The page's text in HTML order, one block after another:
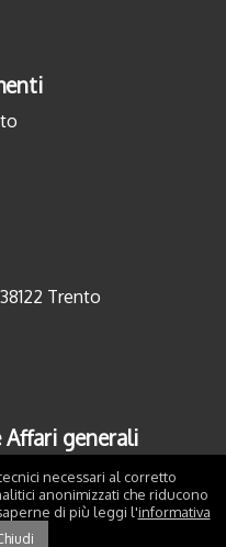
Trento
generali
necessari al corretto
anonimizzati che riducono
di più leggi l'informativa